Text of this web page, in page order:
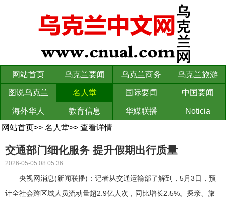
网站首页 乌克兰要闻 乌克兰商务 乌克兰旅游
图说乌克兰 名人堂 国际要闻 中国要闻
海外华人 教育信息 华媒联播
Noticia
网站首页>> 名人堂>> 查看详情
交通部门细化服务 提升假期出行质量
2026-05-05 08:05:36
央视网消息(新闻联播)：记者从交通运输部了解到，5月3日，预
计全社会跨区域人员流动量超2.9亿人次，同比增长2.5%。探亲、旅